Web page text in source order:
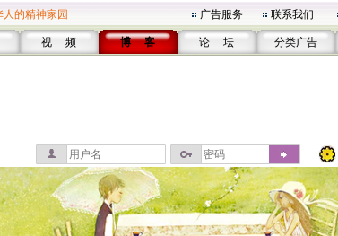
的精神家园 广告服务 联系我们
视 频 博 客 论 坛 分类广告